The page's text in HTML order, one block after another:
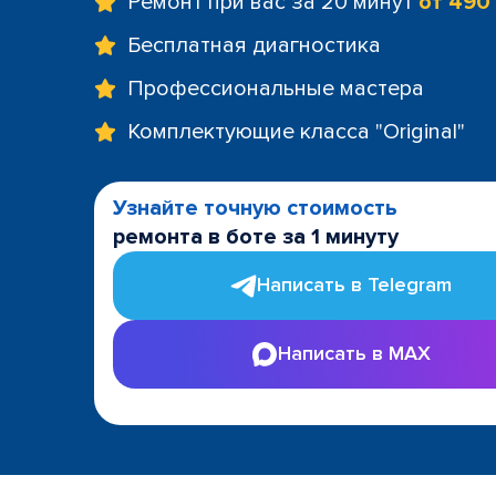
Бесплатная диагностика
Профессиональные мастера
Комплектующие класса "Original"
Узнайте точную стоимость
ремонта в боте за 1 минуту
Написать в Telegram
Написать в MAX